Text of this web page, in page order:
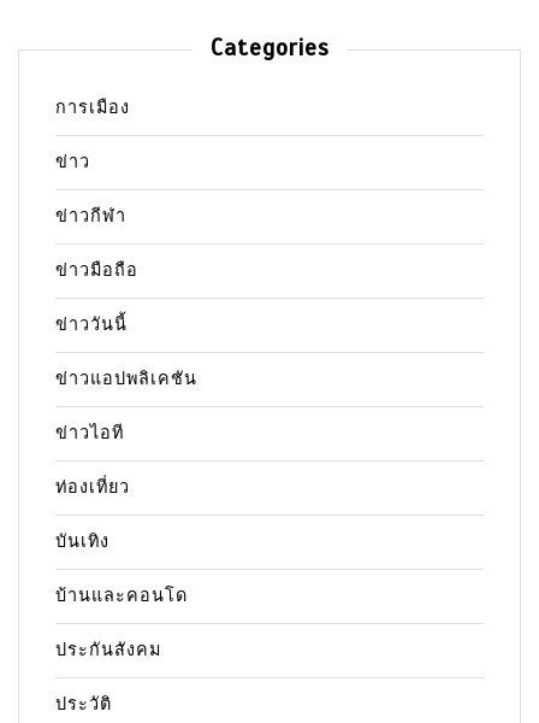
Categories
การเมือง
ข่าว
ข่าวกีฬา
ข่าวมือถือ
ข่าววันนี้
ข่าวแอปพลิเคชัน
ข่าวไอที
ท่องเที่ยว
บันเทิง
บ้านและคอนโด
ประกันสังคม
ประวัติ